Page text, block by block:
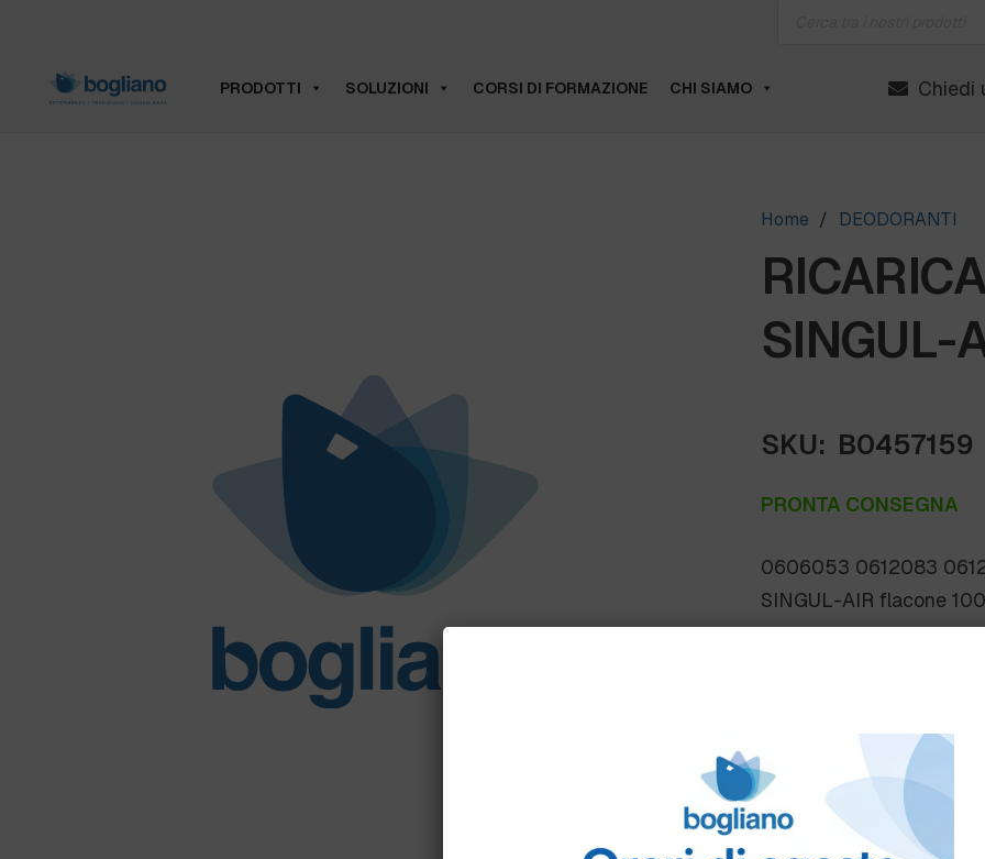
PRODOTTI SOLUZIONI CORSI DI FORMAZIONE CHI SIAMO Chiedi
Home / DEODORANTI
SINGUL-
SKU: B0457159
PRONTA CONSEGNA
0606053 0612083
SINGUL-AIR flacone
Puoi ordinare chiamando al
info@bogliano.it
Per ogni informazione